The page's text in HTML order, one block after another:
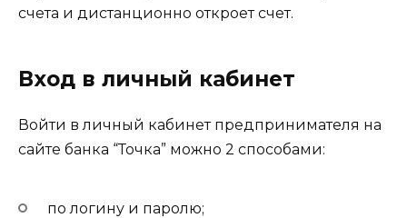
счета и дистанционно откроет счет.
Вход в личный кабинет
Войти в личный кабинет предпринимателя на
сайте банка “Точка” можно 2 способами:
по логину и паролю;